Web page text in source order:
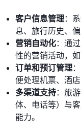
客户信息管理：
息、旅行历史、偏
营销自动化：通
性的营销活动，
订单和预订管理
便处理机票、酒
多渠道支持：旅
体、电话等）与
能力。